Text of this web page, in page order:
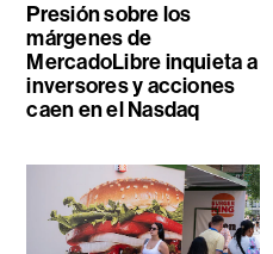
Presión sobre los
márgenes de
MercadoLibre inquieta a
inversores y acciones
caen en el Nasdaq